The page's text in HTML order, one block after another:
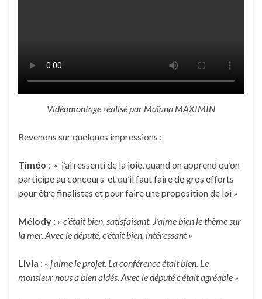
Vidéomontage réalisé par Maïana MAXIMIN
Revenons sur quelques impressions :
Timéo : « j’ai ressenti de la joie, quand on apprend qu’on
participe au concours et qu’il faut faire de gros efforts
pour être finalistes et pour faire une proposition de loi »
Mélody : « c’était bien, satisfaisant. J’aime bien le thème sur
la mer. Avec le député, c’était bien, intéressant »
Livia : « j’aime le projet. La conférence était bien. Le
monsieur nous a bien aidés. Avec le député c’était agréable »